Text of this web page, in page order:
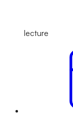
lecture